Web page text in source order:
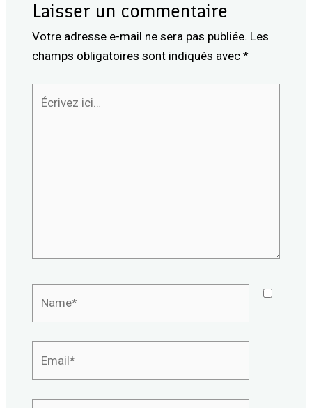
Laisser un commentaire
Votre adresse e-mail ne sera pas publiée. Les
champs obligatoires sont indiqués avec *